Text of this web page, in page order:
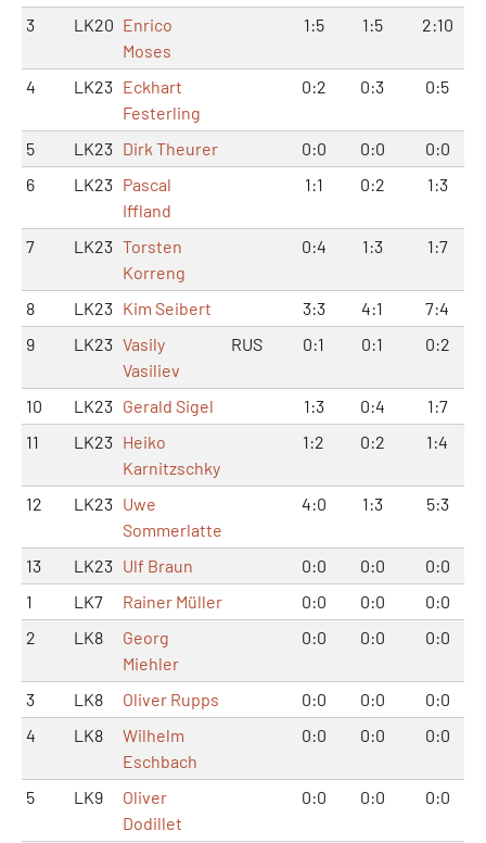
3 LK20 Enrico
Moses
1:5 1:5 2:10
4 LK23 Eckhart
Festerling
0:2 0:3 0:5
5 LK23 Dirk Theurer 0:0 0:0
0:0
6
LK23 Pascal
Iffland
1:1 0:2 1:3
7 LK23 Torsten
Korreng
0:4 1:3 1:7
8 LK23 Kim Seibert 3:3 4:1
7:4
9
LK23 Vasily
Vasiliev
RUS 0:1 0:1 0:2
10 LK23 Gerald Sigel 1:3 0:4
1:7
11
LK23 Heiko
Karnitzschky
1:2 0:2 1:4
12 LK23 Uwe
Sommerlatte
4:0 1:3 5:3
13 LK23 Ulf Braun 0:0 0:0
0:0
1
LK7 Rainer Müller 0:0 0:0
0:0
2
LK8
Georg
Miehler
0:0 0:0 0:0
3 LK8 Oliver Rupps 0:0 0:0
0:0
4
LK8
Wilhelm
Eschbach
0:0 0:0 0:0
5 LK9
Oliver
Dodillet
0:0 0:0 0:0